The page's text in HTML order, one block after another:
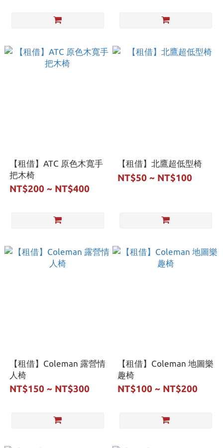
【租借】ATC 原色木寬手
把木椅
NT$200 ~ NT$400
【租借】北鷹超低型椅
NT$50 ~ NT$100
【租借】Coleman 露營情
人椅
NT$150 ~ NT$300
【租借】Coleman 地圖樂
趣椅
NT$100 ~ NT$200